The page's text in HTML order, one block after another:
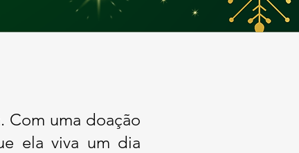
Com uma doação
ela viva um dia